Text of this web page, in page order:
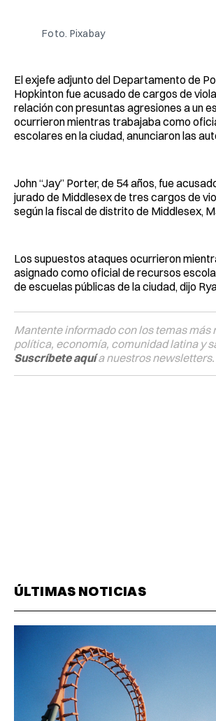
Foto. Pixabay
El exjefe adjunto del Departamento de
Hopkinton fue acusado de cargos de
relación con presuntas agresiones a un
ocurrieron mientras trabajaba como
escolares en la ciudad, anunciaron las
John “Jay” Porter, de 54 años, fue
jurado de Middlesex de tres cargos de
según la fiscal de distrito de Middlesex,
Los supuestos ataques ocurrieron
asignado como oficial de recursos
de escuelas públicas de la ciudad, dijo
Mantente informado con los temas más
política, economía, comunidad latina y
Suscríbete aquía nuestros newsletters.
ÚLTIMAS NOTICIAS